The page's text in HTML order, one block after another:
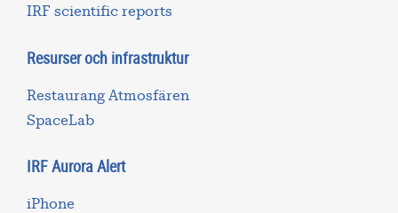
IRF scientific reports
Resurser och infrastruktur
Restaurang Atmosfären
SpaceLab
IRF Aurora Alert
iPhone